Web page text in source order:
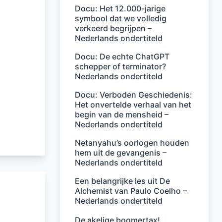
Docu: Het 12.000-jarige
symbool dat we volledig
verkeerd begrijpen –
Nederlands ondertiteld
Docu: De echte ChatGPT
schepper of terminator?
Nederlands ondertiteld
Docu: Verboden Geschiedenis:
Het onvertelde verhaal van het
begin van de mensheid –
Nederlands ondertiteld
Netanyahu’s oorlogen houden
hem uit de gevangenis –
Nederlands ondertiteld
Een belangrijke les uit De
Alchemist van Paulo Coelho –
Nederlands ondertiteld
De akelige boomertax!